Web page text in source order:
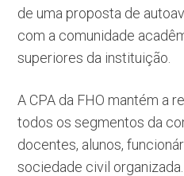
de uma proposta de
com a comunidade
superiores da instituição.
A CPA da FHO mantém a
todos os segmentos da
docentes, alunos,
sociedade civil